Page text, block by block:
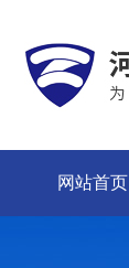
网站首页